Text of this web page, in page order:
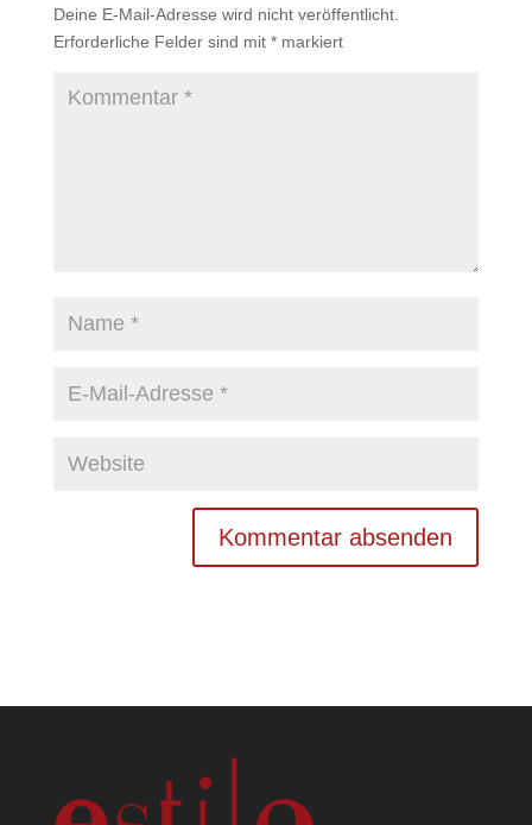
Deine E-Mail-Adresse wird nicht veröffentlicht.
Erforderliche Felder sind mit *markiert